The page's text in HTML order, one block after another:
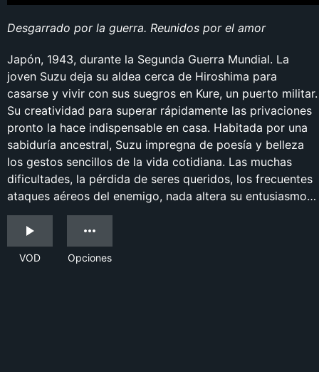
Desgarrado por la guerra. Reunidos por el amor
Japón, 1943, durante la Segunda Guerra Mundial. La
joven Suzu deja su aldea cerca de Hiroshima para
casarse y vivir con sus suegros en Kure, un puerto militar.
Su creatividad para superar rápidamente las privaciones
pronto la hace indispensable en casa. Habitada por una
sabiduría ancestral, Suzu impregna de poesía y belleza
los gestos sencillos de la vida cotidiana. Las muchas
dificultades, la pérdida de seres queridos, los frecuentes
ataques aéreos del enemigo, nada altera su entusiasmo…
VOD Opciones